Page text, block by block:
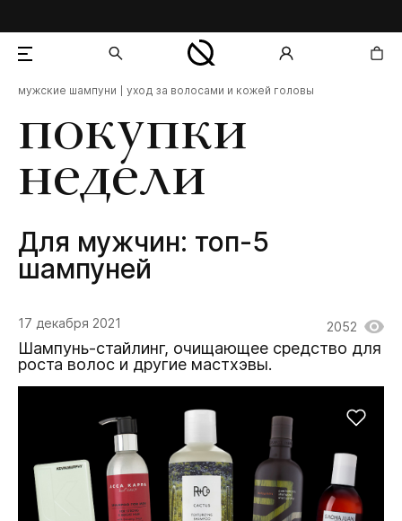
покупки
недели
Для мужчин: топ-5
шампуней
мужские шампуни уход за волосами и кожей головы
17 декабря 2021 2052
Шампунь-стайлинг, очищающее средство для
роста волос и другие мастхэвы.